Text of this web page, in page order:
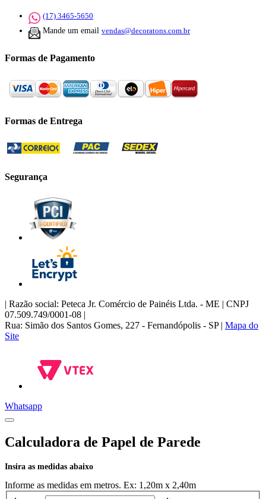
(17) 3465-5650
Mande um email vendas@decoratons.com.br
Formas de Pagamento
Formas de Entrega
Segurança
| Razão social: Peteca Jr. Comércio de Painéis Ltda. - ME | CNPJ
07.509.749/0001-08 |
Rua: Simão dos Santos Gomes, 227 - Fernandópolis - SP | Mapa do
Site
Whatsapp
Calculadora de Papel de Parede
Insira as medidas abaixo
Informe as medidas em metros. Ex: 1,20m x 2,40m